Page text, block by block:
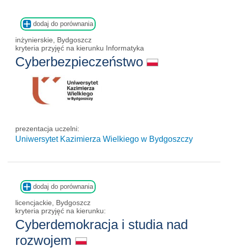
dodaj do porównania
inżynierskie, Bydgoszcz
kryteria przyjęć na kierunku Informatyka
Cyberbezpieczeństwo
prezentacja uczelni:
Uniwersytet Kazimierza Wielkiego w Bydgoszczy
dodaj do porównania
licencjackie, Bydgoszcz
kryteria przyjęć na kierunku:
Cyberdemokracja i studia nad
rozwojem